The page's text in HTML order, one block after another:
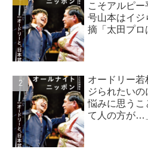
こそアルピ
号山本はイジ
摘「太田プロ
オードリー若
ジられたいの
悩みに思うこ
て人の方が…